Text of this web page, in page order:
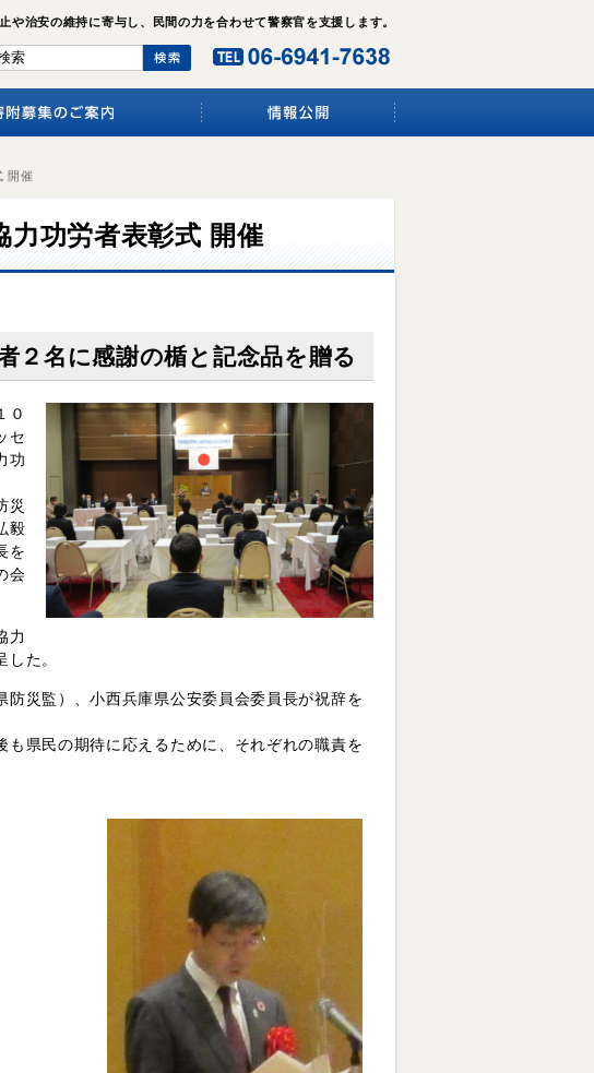
や治安の維持に寄与し、民間の力を合わせて警察官を支援します。
開催
力功労者表彰式 開催
２名に感謝の楯と記念品を贈る
０
セ
功
災
毅
を
会
力
た。
災監）、小西兵庫県公安委員会委員長が祝辞を
県民の期待に応えるために、それぞれの職責を